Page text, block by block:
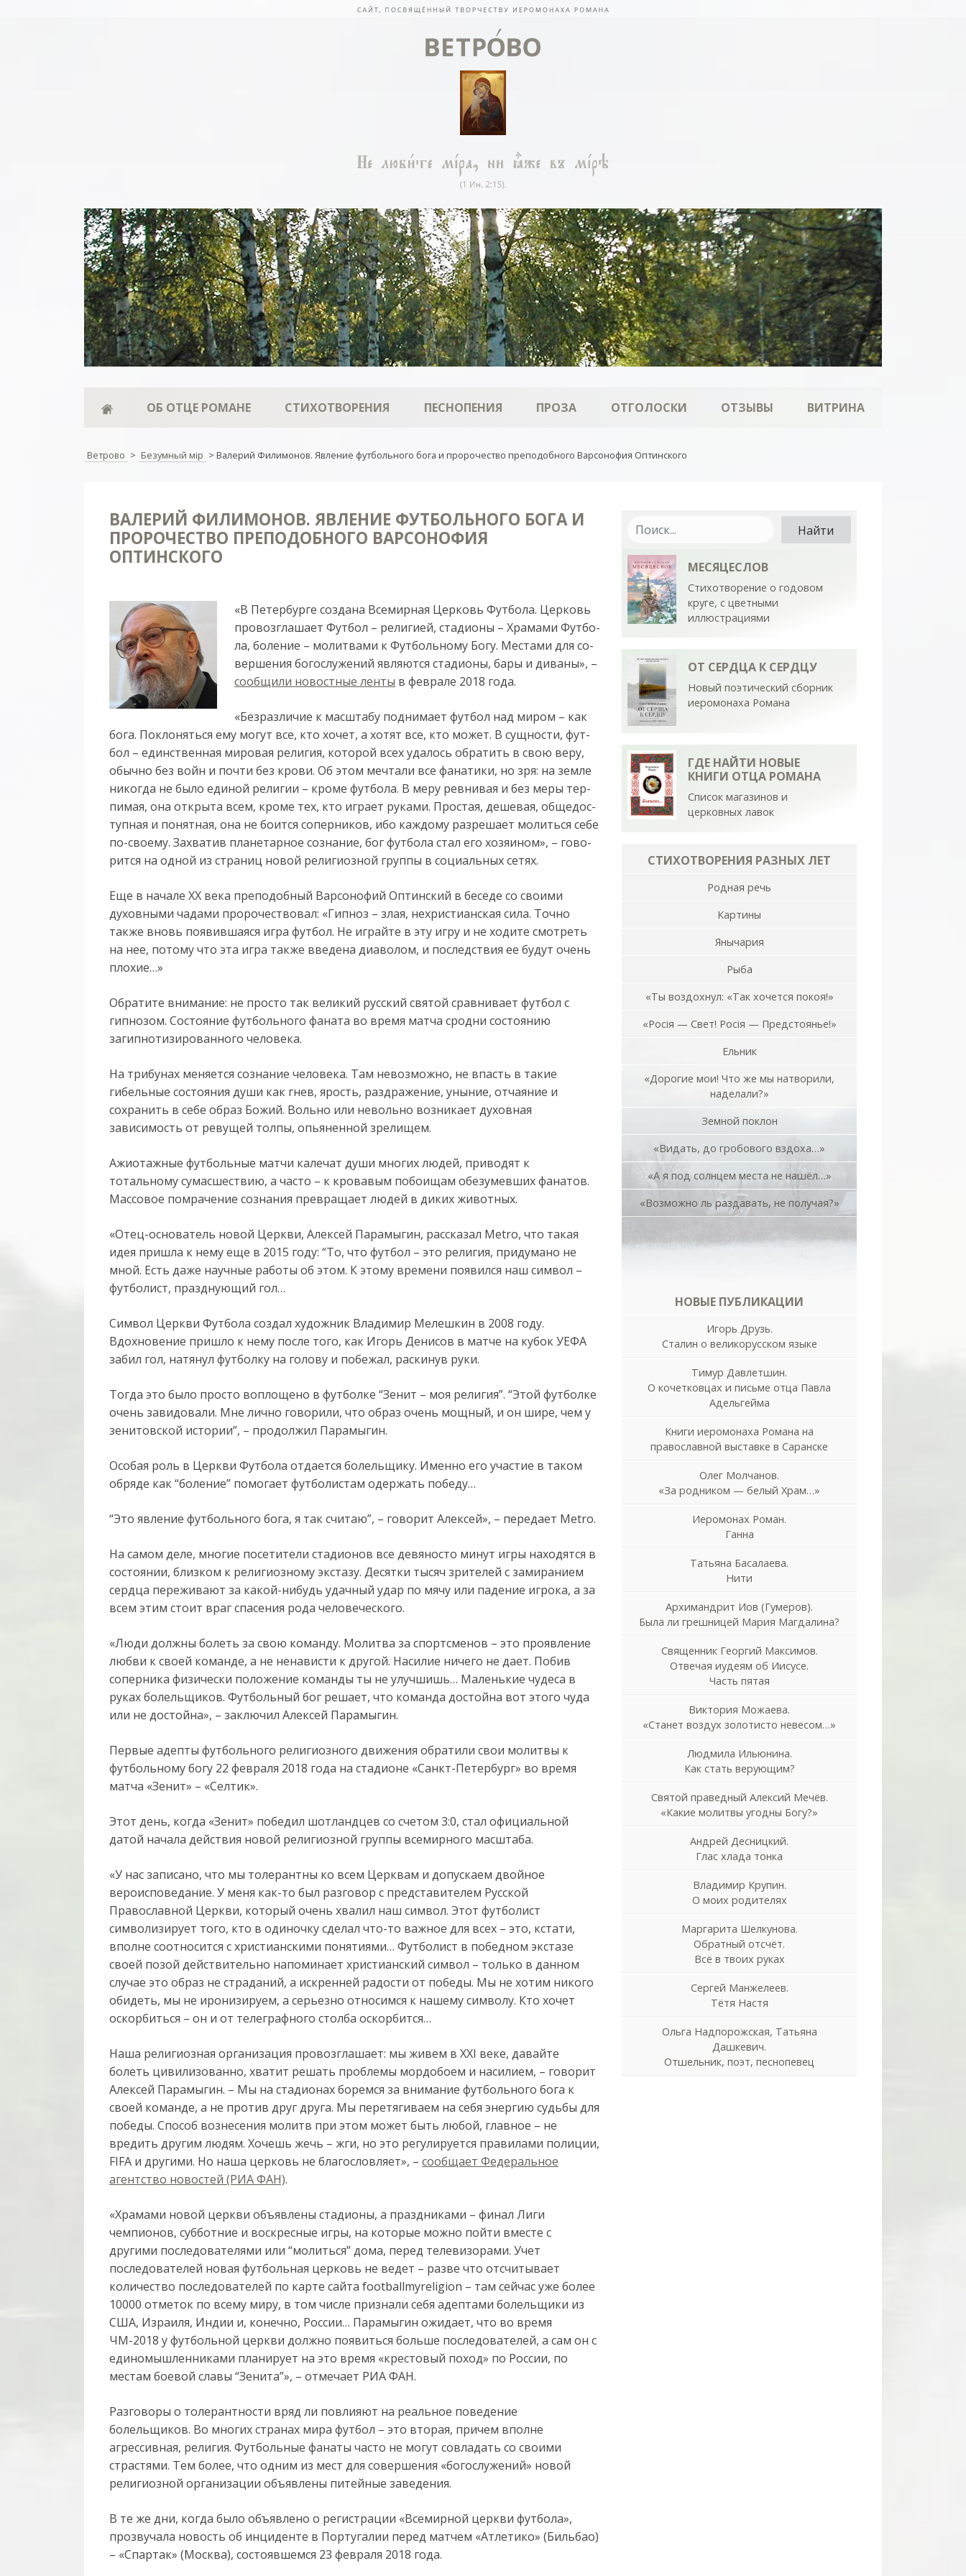
ОБ ОТЦЕ РОМАНЕ СТИХОТВОРЕНИЯ ПЕСНОПЕНИЯ ПРОЗА ОТГОЛОСКИ ОТЗЫВЫ ВИТРИНА
Ветрово > Безумный мiр > Валерий Филимонов. Явление футбольного бога и пророчество преподобного Варсонофия Оптинского
ВАЛЕРИЙ ФИЛИМОНОВ. ЯВЛЕНИЕ ФУТБОЛЬНОГО БОГА И
ПРОРОЧЕСТВО ПРЕПОДОБНОГО ВАРСОНОФИЯ
ОПТИНСКОГО
«В Пе­тер­бур­ге со­зда­на Все­мир­ная Цер­ковь Фут­бо­ла. Цер­ковь
про­воз­гла­ша­ет Фут­бол – ре­ли­ги­ей, ста­ди­о­ны – Хра­ма­ми Фут­бо­
ла, бо­ле­ние – мо­лит­ва­ми к Фут­боль­но­му Бо­гу. Мес­та­ми для со­
вер­ше­ния бо­го­слу­же­ний яв­ля­ют­ся ста­ди­о­ны, ба­ры и ди­ва­ны», –
со­об­щи­ли но­вост­ные лен­ты в фев­ра­ле 2018 го­да.
«Без­раз­ли­чие к мас­шта­бу под­ни­ма­ет фут­бол над ми­ром – как
бо­га. По­кло­нять­ся ему мо­гут все, кто хо­чет, а хо­тят все, кто мо­жет. В сущ­нос­ти, фут­
бол – единст­вен­ная ми­ро­вая ре­ли­гия, ко­то­рой всех уда­лось об­ра­тить в свою ве­ру,
обыч­но без войн и поч­ти без кро­ви. Об этом меч­та­ли все фа­на­ти­ки, но зря: на зем­ле
ни­ког­да не бы­ло еди­ной ре­ли­гии – кро­ме фут­бо­ла. В ме­ру рев­ни­вая и без ме­ры тер­
пи­мая, она от­кры­та всем, кро­ме тех, кто иг­ра­ет ру­ка­ми. Прос­тая, де­ше­вая, об­ще­дос­
туп­ная и по­нят­ная, она не бо­ит­ся со­пер­ни­ков, ибо каж­до­му раз­ре­ша­ет мо­лить­ся се­бе
по-сво­е­му. За­хва­тив пла­не­тар­ное со­зна­ние, бог фут­бо­ла стал его хо­зя­и­ном», – го­во­
рит­ся на од­ной из стра­ниц но­вой ре­ли­ги­оз­ной груп­пы в со­ци­аль­ных се­тях.
Еще в начале XX века преподобный Варсонофий Оптинский в беседе со своими
духовными чадами пророчествовал: «Гипноз – злая, нехристианская сила. Точно
также вновь появившаяся игра футбол. Не играйте в эту игру и не ходите смотреть
на нее, потому что эта игра также введена диаволом, и последствия ее будут очень
плохие…»
Обратите внимание: не просто так великий русский святой сравнивает футбол с
гипнозом. Состояние футбольного фаната во время матча сродни состоянию
загипнотизированного человека.
На трибунах меняется сознание человека. Там невозможно, не впасть в такие
гибельные состояния души как гнев, ярость, раздражение, уныние, отчаяние и
сохранить в себе образ Божий. Вольно или невольно возникает духовная
зависимость от ревущей толпы, опьяненной зрелищем.
Ажиотажные футбольные матчи калечат души многих людей, приводят к
тотальному сумасшествию, а часто – к кровавым побоищам обезумевших фанатов.
Массовое помрачение сознания превращает людей в диких животных.
«Отец-основатель новой Церкви, Алексей Парамыгин, рассказал Metro, что такая
идея пришла к нему еще в 2015 году: “То, что футбол – это религия, придумано не
мной. Есть даже научные работы об этом. К этому времени появился наш символ –
футболист, празднующий гол…
Символ Церкви Футбола создал художник Владимир Мелешкин в 2008 году.
Вдохновение пришло к нему после того, как Игорь Денисов в матче на кубок УЕФА
забил гол, натянул футболку на голову и побежал, раскинув руки.
Тогда это было просто воплощено в футболке “Зенит – моя религия”. “Этой футболке
очень завидовали. Мне лично говорили, что образ очень мощный, и он шире, чем у
зенитовской истории”, – продолжил Парамыгин.
Особая роль в Церкви Футбола отдается болельщику. Именно его участие в таком
обряде как “боление” помогает футболистам одержать победу…
“Это явление футбольного бога, я так считаю”, – говорит Алексей», – передает Metro.
На самом деле, многие посетители стадионов все девяносто минут игры находятся в
состоянии, близком к религиозному экстазу. Десятки тысяч зрителей с замиранием
сердца переживают за какой-нибудь удачный удар по мячу или падение игрока, а за
всем этим стоит враг спасения рода человеческого.
«Люди должны болеть за свою команду. Молитва за спортсменов – это проявление
любви к своей команде, а не ненависти к другой. Насилие ничего не дает. Побив
соперника физически положение команды ты не улучшишь… Маленькие чудеса в
руках болельщиков. Футбольный бог решает, что команда достойна вот этого чуда
или не достойна», – заключил Алексей Парамыгин.
Первые адепты футбольного религиозного движения обратили свои молитвы к
футбольному богу 22 февраля 2018 года на стадионе «Санкт-Петербург» во время
матча «Зенит» – «Селтик».
Этот день, когда «Зенит» победил шотландцев со счетом 3:0, стал официальной
датой начала действия новой религиозной группы всемирного масштаба.
«У нас записано, что мы толерантны ко всем Церквам и допускаем двойное
вероисповедание. У меня как-то был разговор с представителем Русской
Православной Церкви, который очень хвалил наш символ. Этот футболист
символизирует того, кто в одиночку сделал что-то важное для всех – это, кстати,
вполне соотносится с христианскими понятиями… Футболист в победном экстазе
своей позой действительно напоминает христианский символ – только в данном
случае это образ не страданий, а искренней радости от победы. Мы не хотим никого
обидеть, мы не иронизируем, а серьезно относимся к нашему символу. Кто хочет
оскорбиться – он и от телеграфного столба оскорбится…
Наша религиозная организация провозглашает: мы живем в XXI веке, давайте
болеть цивилизованно, хватит решать проблемы мордобоем и насилием, – говорит
Алексей Парамыгин. – Мы на стадионах боремся за внимание футбольного бога к
своей команде, а не против друг друга. Мы перетягиваем на себя энергию судьбы для
победы. Способ вознесения молитв при этом может быть любой, главное – не
вредить другим людям. Хочешь жечь – жги, но это регулируется правилами полиции,
FIFA и другими. Но наша церковь не благословляет», –сообщает Федеральное
агентство новостей (РИА ФАН).
«Храмами новой церкви объявлены стадионы, а праздниками – финал Лиги
чемпионов, субботние и воскресные игры, на которые можно пойти вместе с
другими последователями или “молиться” дома, перед телевизорами. Учет
последователей новая футбольная церковь не ведет – разве что отсчитывает
количество последователей по карте сайта footballmyreligion – там сейчас уже более
10000 отметок по всему миру, в том числе признали себя адептами болельщики из
США, Израиля, Индии и, конечно, России… Парамыгин ожидает, что во время
ЧМ-2018 у футбольной церкви должно появиться больше последователей, а сам он с
единомышленниками планирует на это время «крестовый поход» по России, по
местам боевой славы “Зенита”», – отмечает РИА ФАН.
Разговоры о толерантности вряд ли повлияют на реальное поведение
болельщиков. Во многих странах мира футбол – это вторая, причем вполне
агрессивная, религия. Футбольные фанаты часто не могут совладать со своими
страстями. Тем более, что одним из мест для совершения «богослужений» новой
религиозной организации объявлены питейные заведения.
В те же дни, когда было объявлено о регистрации «Всемирной церкви футбола»,
прозвучала новость об инциденте в Португалии перед матчем «Атлетико» (Бильбао)
– «Спартак» (Москва), состоявшемся 23 февраля 2018 года.
МЕСЯЦЕСЛОВ
Стихотворение о годовом
круге, с цветными
иллюстрациями
ОТ СЕРДЦА К СЕРДЦУ
Новый поэтический сборник
иеромонаха Романа
ГДЕ НАЙТИ НОВЫЕ
КНИГИ ОТЦА РОМАНА
Список магазинов и
церковных лавок
СТИХОТВОРЕНИЯ РАЗНЫХ ЛЕТ
Родная речь
Картины
Янычария
Рыба
«Ты воздохнул: «Так хочется покоя!»
«Росiя — Свет! Росiя — Предстоянье!»
Ельник
«Дорогие мои! Что же мы натворили,
наделали?»
Земной поклон
«Видать, до гробового вздоха…»
«А я под солнцем места не нашёл…»
«Возможно ль раздавать, не получая?»
НОВЫЕ ПУБЛИКАЦИИ
Игорь Друзь.
Сталин о великорусском языке
Тимур Давлетшин.
О кочетковцах и письме отца Павла
Адельгейма
Книги иеромонаха Романа на
православной выставке в Саранске
Олег Молчанов.
«За родником — белый Храм…»
Иеромонах Роман.
Ганна
Татьяна Басалаева.
Нити
Архимандрит Иов (Гумеров).
Была ли грешницей Мария Магдалина?
Священник Георгий Максимов.
Отвечая иудеям об Иисусе.
Часть пятая
Виктория Можаева.
«Станет воздух золотисто невесом…»
Людмила Ильюнина.
Как стать верующим?
Святой праведный Алексий Мечёв.
«Какие молитвы угодны Богу?»
Андрей Десницкий.
Глас хлада тонка
Владимир Крупин.
О моих родителях
Маргарита Шелкунова.
Обратный отсчёт.
Всё в твоих руках
Сергей Манжелеев.
Тётя Настя
Ольга Надпорожская, Татьяна
Дашкевич.
Отшельник, поэт, песнопевец